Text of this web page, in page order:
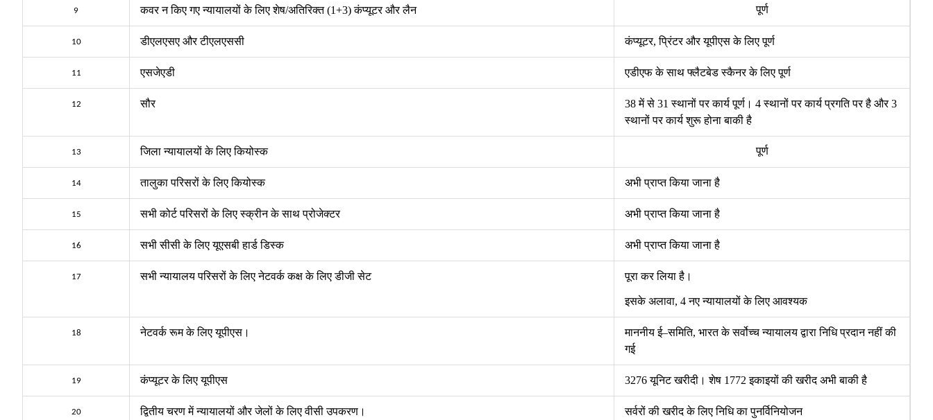
9 कवर न किए गए न्यायालयों के लिए शेष/अतिरिक्त(1+3)कंप्यूटर और लैन पूर्ण
10 डीएलएसए और टीएलएससी कंप्यूटर,प्रिंटर और यूपीएस के लिए पूर्ण
11 एसजेएडी एडीएफ के साथ फ्लैटबेड स्कैनर के लिए पूर्ण
12 सौर 38में से 31स्थानों पर कार्य पूर्ण। 4स्थानों पर कार्य प्रगति पर है और3
स्थानों पर कार्य शुरू होना बाकी है
13 जिला न्यायालयों के लिए कियोस्क पूर्ण
14 तालुका परिसरों के लिए कियोस्क अभी प्राप्त किया जाना है
15 सभी कोर्ट परिसरों के लिए स्क्रीन के साथ प्रोजेक्टर अभी प्राप्त किया जाना है
16 सभी सीसी के लिए यूएसबी हार्ड डिस्क अभी प्राप्त किया जाना है
17 सभी न्यायालय परिसरों के लिए नेटवर्क कक्ष के लिए डीजी सेट
पूरा कर लिया है।
इसके अलावा, 4नए न्यायालयों के लिए आवश्यक
18 नेटवर्क रूम के लिए यूपीएस। माननीय ई–समिति, भारत के सर्वोच्च न्यायालय द्वारा निधि प्रदान नहीं की
गई
19 कंप्यूटर के लिए यूपीएस 3276यूनिट खरीदी। शेष 1772इकाइयों की खरीद अभी बाकी है
20 द्वितीय चरण में न्यायालयों और जेलों के लिए वीसी उपकरण। सर्वरों की खरीद के लिए निधि का पुनर्विनियोजन